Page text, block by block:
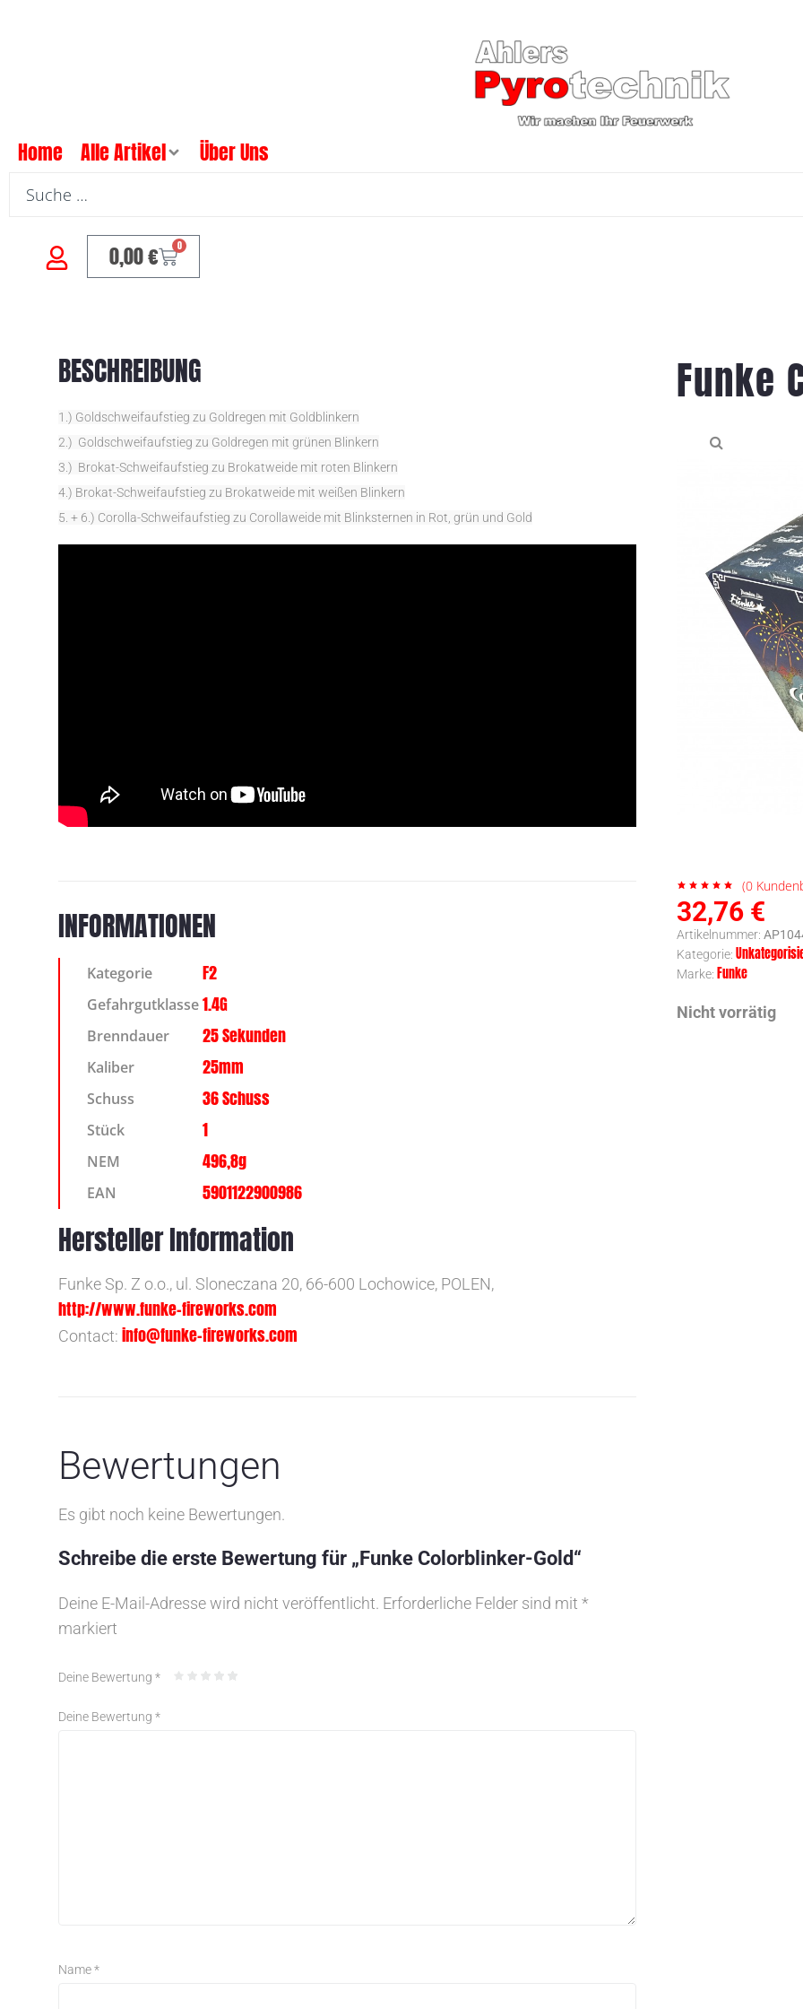
Home Alle Artikel Über Uns
0,00€ 0
BESCHREIBUNG
1.) Goldschweifaufstieg zu Goldregen mit Goldblinkern
2.) Goldschweifaufstieg zu Goldregen mit grünen Blinkern
3.) Brokat-Schweifaufstieg zu Brokatweide mit roten Blinkern
4.) Brokat-Schweifaufstieg zu Brokatweide mit weißen Blinkern
5. + 6.) Corolla-Schweifaufstieg zu Corollaweide mit Blinksternen in Rot, grün und Gold
INFORMATIONEN
Kategorie F2
Gefahrgutklasse1.4G
Brenndauer 25 Sekunden
Kaliber 25mm
Schuss 36 Schuss
Stück 1
NEM 496,8g
EAN 5901122900986
Hersteller Information
Funke Sp. Z o.o., ul. Sloneczana 20, 66-600 Lochowice, POLEN,
http://www.funke-fireworks.com
Contact: info@funke-fireworks.com
Bewertungen
Es gibt noch keine Bewertungen.
Schreibe die erste Bewertung für „Funke Colorblinker-Gold“
Deine E-Mail-Adresse wird nicht veröffentlicht. Erforderliche Felder sind mit *
markiert
Deine Bewertung *
Deine Bewertung *
Name*
Funke
(0
32,76 €
Artikelnummer:
Kategorie:
Marke: Funke
Nicht vorrätig